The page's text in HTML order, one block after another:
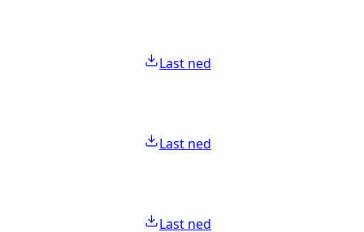
Last ned
Last ned
Last ned